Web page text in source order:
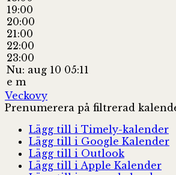
19:00
20:00
21:00
22:00
23:00
Nu: aug 10 05:11
e m
Veckovy
Prenumerera på filtrerad
Lägg till i Timely-kalender
Lägg till i Google Kalender
Lägg till i Outlook
Lägg till i Apple Kalender